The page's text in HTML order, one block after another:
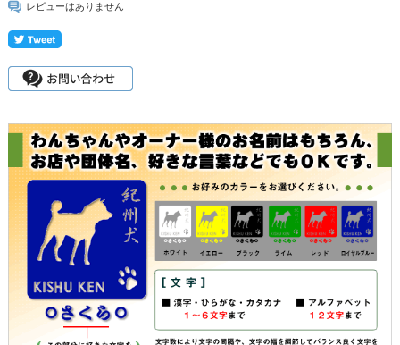
レビューはありません